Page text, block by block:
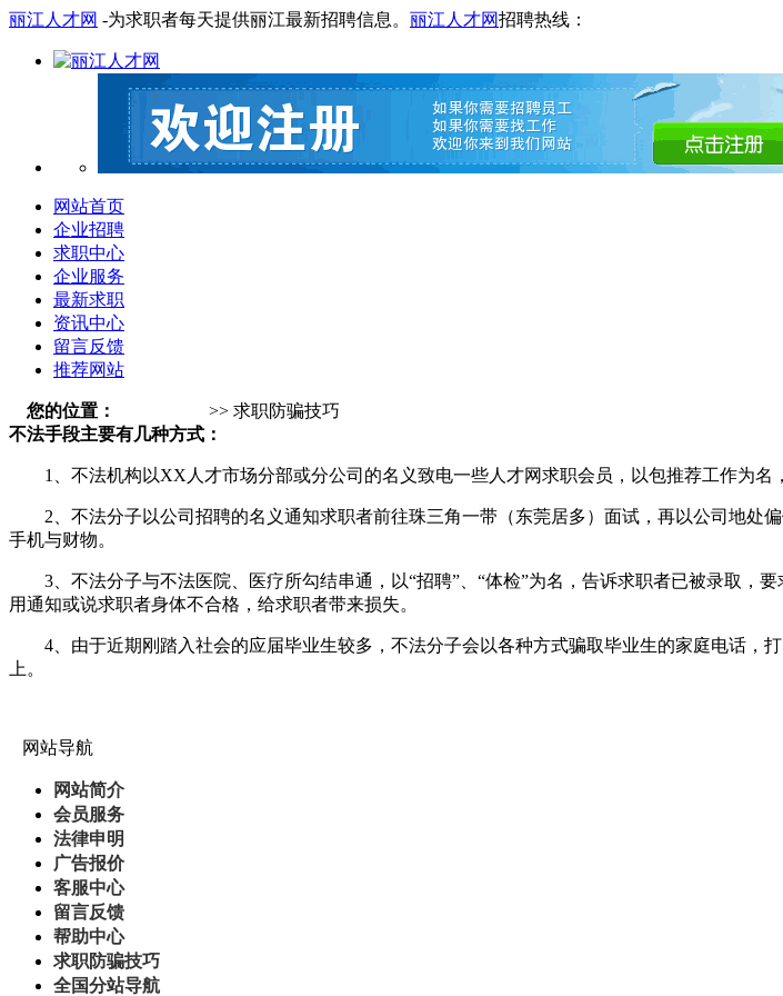
丽江人才网 -为求职者每天提供丽江最新招聘信息。 丽江人才网招聘热线：
网站首页
企业招聘
求职中心
企业服务
最新求职
资讯中心
留言反馈
推荐网站
您的位置：
>> 求职防骗技巧
不法手段主要有几种方式：
1、不法机构以XX人才市场分部或分公司的名义致电一些人才网求职会员，以包推荐工作为名
2、不法分子以公司招聘的名义通知求职者前往珠三角一带（东莞居多）面试，再以公司地处
手机与财物。
3、不法分子与不法医院、医疗所勾结串通，以“招聘”、“体检”为名，告诉求职者已被录取，
用通知或说求职者身体不合格，给求职者带来损失。
4、由于近期刚踏入社会的应届毕业生较多，不法分子会以各种方式骗取毕业生的家庭电话，
上。
网站导航
网站简介
会员服务
法律申明
广告报价
客服中心
留言反馈
帮助中心
求职防骗技巧
全国分站导航